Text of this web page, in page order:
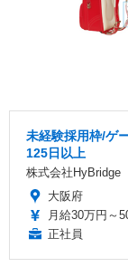
未経験採用枠/ゲ
125日以上
株式会社HyBridge
大阪府
月給30万円～
正社員